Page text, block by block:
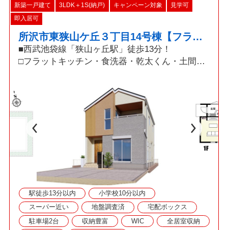
新築一戸建て 3LDK＋1S(納戸) キャンペーン対象
見学可
即入居可
所沢市東狭山ケ丘３丁目14号棟【フラットキッチン・納戸・WIC・乾太くん】
■西武池袋線「狭山ヶ丘駅」徒歩13分！
□フラットキッチン・食洗器・乾太くん・土間収
■並列駐車最大2台可！セカンドカーをお持ちでも
安心です！
◇資料請求・見学予約などお気軽にご利用くださ
い◇
駅徒歩13分以内
小学校10分以内
スーパー近い
地盤調査済
宅配ボックス
駐車場2台
収納豊富 WIC
全居室収納